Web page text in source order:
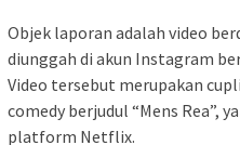
‎Objek laporan adalah video
diunggah di akun Instagram
Video tersebut merupakan
comedy berjudul “Mens Rea”,
platform Netflix.